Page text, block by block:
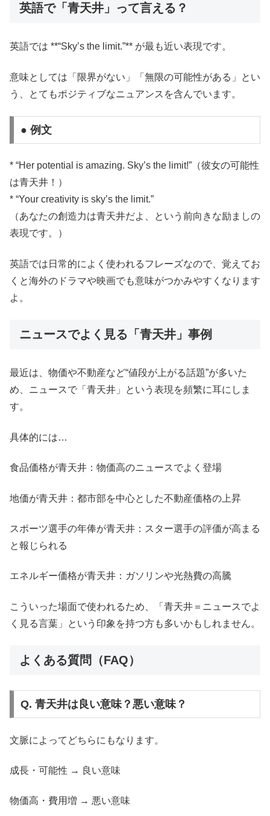
英語で「青天井」って言える？
英語では **“Sky’s the limit.”** が最も近い表現です。
意味としては「限界がない」「無限の可能性がある」とい
う、とてもポジティブなニュアンスを含んでいます。
● 例文
* “Her potential is amazing. Sky’s the limit!”（彼女の可能性
は青天井！）
* “Your creativity is sky’s the limit.”
（あなたの創造力は青天井だよ、という前向きな励ましの
表現です。）
英語では日常的によく使われるフレーズなので、覚えてお
くと海外のドラマや映画でも意味がつかみやすくなります
よ。
ニュースでよく見る「青天井」事例
最近は、物価や不動産など“値段が上がる話題”が多いた
め、ニュースで「青天井」という表現を頻繁に耳にしま
す。
具体的には…
食品価格が青天井：物価高のニュースでよく登場
地価が青天井：都市部を中心とした不動産価格の上昇
スポーツ選手の年俸が青天井：スター選手の評価が高まる
と報じられる
エネルギー価格が青天井：ガソリンや光熱費の高騰
こういった場面で使われるため、「青天井＝ニュースでよ
く見る言葉」という印象を持つ方も多いかもしれません。
よくある質問（FAQ）
Q. 青天井は良い意味？悪い意味？
文脈によってどちらにもなります。
成長・可能性 → 良い意味
物価高・費用増 → 悪い意味